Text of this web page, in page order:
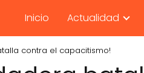
Inicio Actualidad
contra el capacitismo!